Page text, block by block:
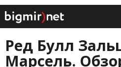
Ред Булл
Марсель.